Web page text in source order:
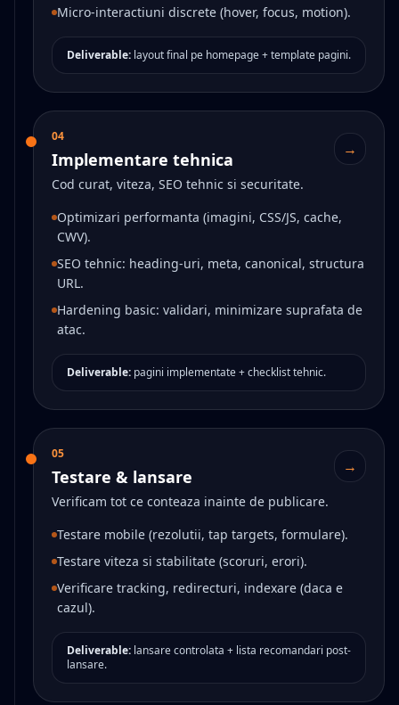
Micro-interactiuni discrete (hover, focus, motion).
Deliverable: layout final pe homepage + template pagini.
04
Implementare tehnica
Cod curat, viteza, SEO tehnic si securitate.
→
Optimizari performanta (imagini, CSS/JS, cache,
CWV).
SEO tehnic: heading-uri, meta, canonical, structura
URL.
Hardening basic: validari, minimizare suprafata de
atac.
Deliverable: pagini implementate + checklist tehnic.
05
Testare & lansare
Verificam tot ce conteaza inainte de publicare.
→
Testare mobile (rezolutii, tap targets, formulare).
Testare viteza si stabilitate (scoruri, erori).
Verificare tracking, redirecturi, indexare (daca e
cazul).
Deliverable: lansare controlata + lista recomandari post-
lansare.